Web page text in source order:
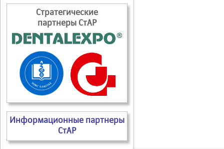
Стратегические
партнеры СтАР
Информационные партнеры
СтАР